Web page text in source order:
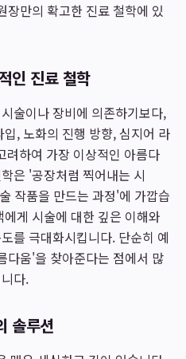
장만의 확고한 진료 철학에 있
인 진료 철학
술이나 장비에 의존하기보다,
, 노화의 진행 방향, 심지어 라
려하여 가장 이상적인 아름다
은 '공장처럼 찍어내는 시
작품을 만드는 과정'에 가깝습
게 시술에 대한 깊은 이해와
를 극대화시킵니다. 단순히 예
다움'을 찾아준다는 점에서 많
다.
솔루션